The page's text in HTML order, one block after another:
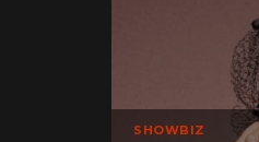
SHOWBIZ